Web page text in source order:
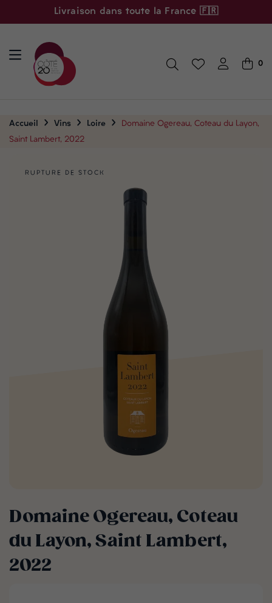
Livraison dans toute la France 🇫🇷
0
Accueil Vins Loire
Domaine Ogereau, Coteau du Layon,
Saint Lambert, 2022
RUPTURE DE STOCK
Domaine Ogereau, Coteau
du Layon, Saint Lambert,
2022